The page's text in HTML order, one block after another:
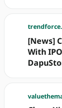
[News]
With